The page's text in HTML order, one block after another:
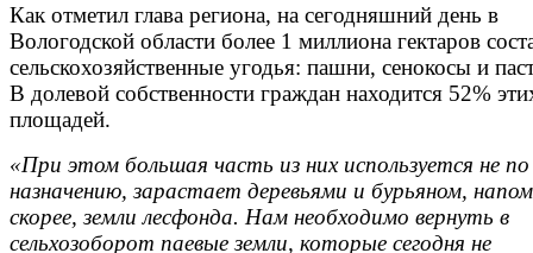
Как отметил глава региона, на сегодняшний день в
Вологодской области более 1 миллиона гектаров
сельскохозяйственные угодья: пашни, сенокосы и
В долевой собственности граждан находится 52%
площадей.
«При этом большая часть из них используется не по
назначению, зарастает деревьями и бурьяном,
скорее, земли лесфонда. Нам необходимо вернуть в
сельхозоборот паевые земли, которые сегодня не